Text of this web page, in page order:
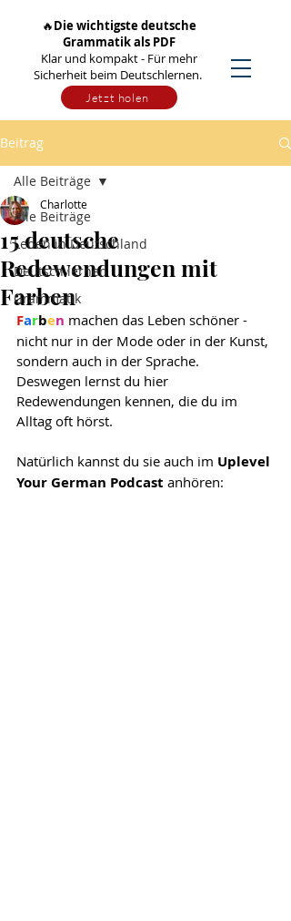
🔥Die wichtigste deutsche
Grammatik als PDF
Klar und kompakt - Für mehr
Sicherheit beim Deutschlernen.
Jetzt holen
Beitrag
Alle Beiträge
Leben in Deutschland
Deutsch lernen
Grammatik
Alle Beiträge
15 deutsche
Redewendungen mit
Farben
Charlotte
Farben machen das Leben schöner -
nicht nur in der Mode oder in der Kunst,
sondern auch in der Sprache.
Deswegen lernst du hier
Redewendungen kennen, die du im
Alltag oft hörst.
Natürlich kannst du sie auch im Uplevel
Your German Podcast anhören: